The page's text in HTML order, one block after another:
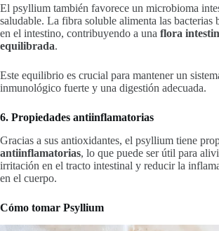
El psyllium también favorece un microbioma
saludable. La fibra soluble alimenta las bacterias
en el intestino, contribuyendo a una flora
equilibrada.
Este equilibrio es crucial para mantener un
inmunológico fuerte y una digestión adecuada.
6. Propiedades antiinflamatorias
Gracias a sus antioxidantes, el psyllium tiene
antiinflamatorias, lo que puede ser útil para
irritación en el tracto intestinal y reducir la
en el cuerpo.
Cómo tomar Psyllium